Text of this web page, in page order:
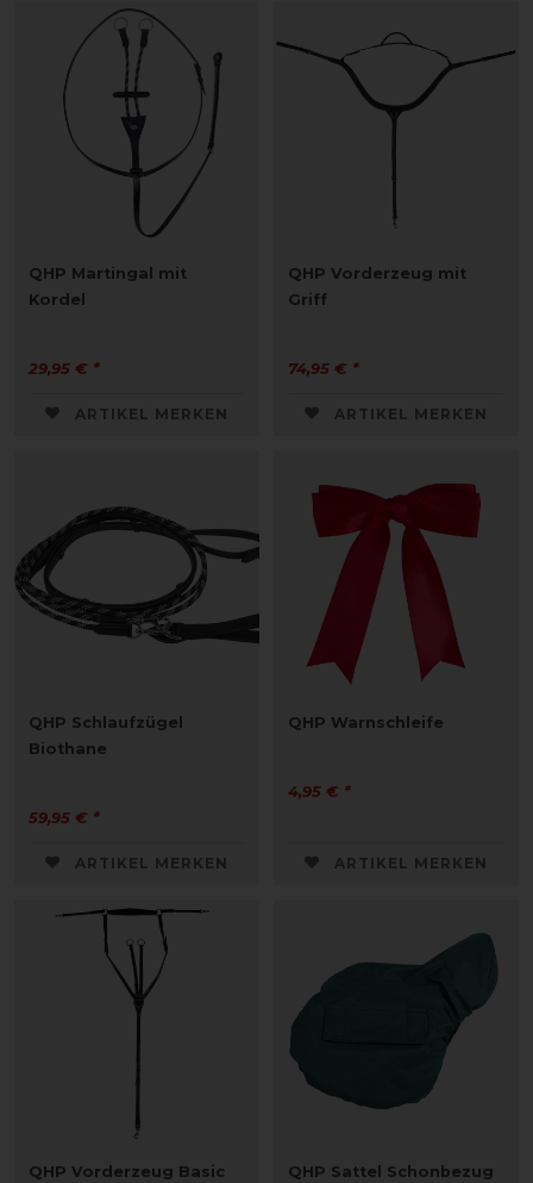
QHP Martingal mit
Kordel
29,95 € *
ARTIKEL MERKEN
QHP Vorderzeug mit
Griff
74,95 € *
ARTIKEL MERKEN
QHP Schlaufzügel
Biothane
59,95 € *
ARTIKEL MERKEN
QHP Warnschleife
4,95 € *
ARTIKEL MERKEN
QHP Vorderzeug Basic
QHP Sattel Schonbezug